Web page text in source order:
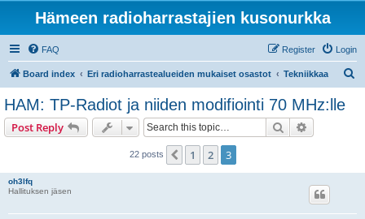
Hämeen radioharrastajien kusonurkka
FAQ Login
Register
Board index Eri radioharrastealueiden mukaiset osastot Tekniikkaa
HAM: TP-Radiot ja niiden modifiointi 70 MHz:lle
Post Reply Search
22 posts Previous
1 2 3
oh3lfq
Hallituksen jäsen